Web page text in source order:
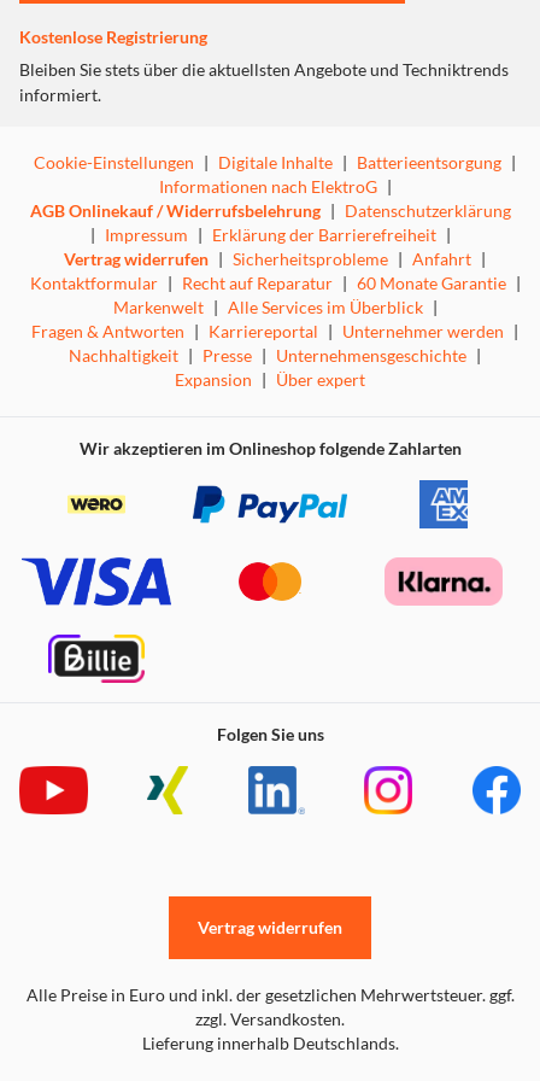
Kostenlose Registrierung
Bleiben Sie stets über die aktuellsten Angebote und Techniktrends
informiert.
Cookie-Einstellungen | Digitale Inhalte | Batterieentsorgung |
Informationen nach ElektroG |
AGB Onlinekauf / Widerrufsbelehrung | Datenschutzerklärung
| Impressum | Erklärung der Barrierefreiheit |
Vertrag widerrufen | Sicherheitsprobleme | Anfahrt |
Kontaktformular | Recht auf Reparatur | 60 Monate Garantie |
Markenwelt | Alle Services im Überblick |
Fragen & Antworten | Karriereportal | Unternehmer werden |
Nachhaltigkeit | Presse | Unternehmensgeschichte |
Expansion | Über expert
Wir akzeptieren im Onlineshop folgende Zahlarten
Folgen Sie uns
Alle Preise in Euro und inkl. der gesetzlichen Mehrwertsteuer. ggf.
zzgl. Versandkosten.
Lieferung innerhalb Deutschlands.
Vertrag widerrufen